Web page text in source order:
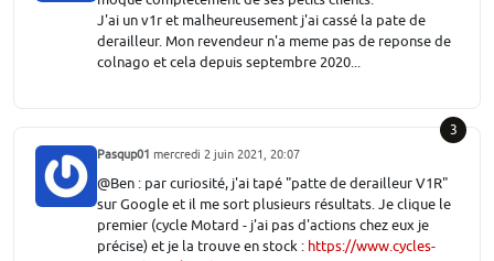
J'ai un v1r et malheureusement j'ai cassé la pate de
derailleur. Mon revendeur n'a meme pas de reponse de
colnago et cela depuis septembre 2020...
3
Pasqup01 mercredi 2 juin 2021, 20:07
@Ben : par curiosité, j'ai tapé "patte de derailleur V1R"
sur Google et il me sort plusieurs résultats. Je clique le
premier (cycle Motard - j'ai pas d'actions chez eux je
précise) et je la trouve en stock : https://www.cycles-